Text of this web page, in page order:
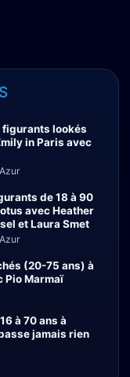
figurants lookés
in Paris avec
de 18 à 90
avec Heather
et Laura Smet
(20-75 ans) à
Pio Marmaï
à 70 ans à
jamais rien